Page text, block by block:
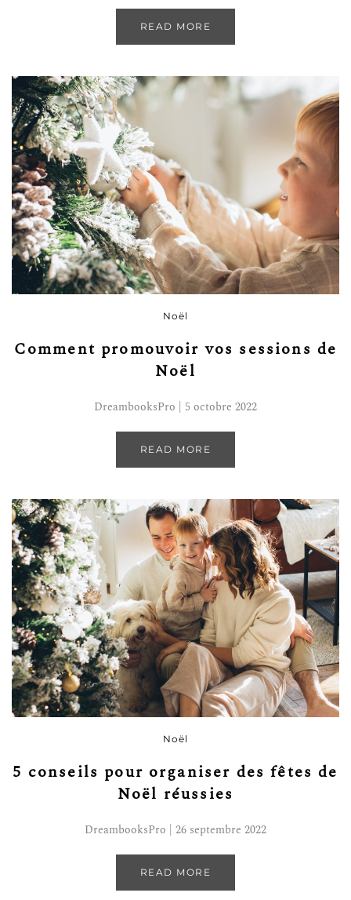
READ MORE
Noël
Comment promouvoir vos sessions de
Noël
DreambooksPro | 5 octobre 2022
READ MORE
Noël
5 conseils pour organiser des fêtes de
Noël réussies
DreambooksPro | 26 septembre 2022
READ MORE